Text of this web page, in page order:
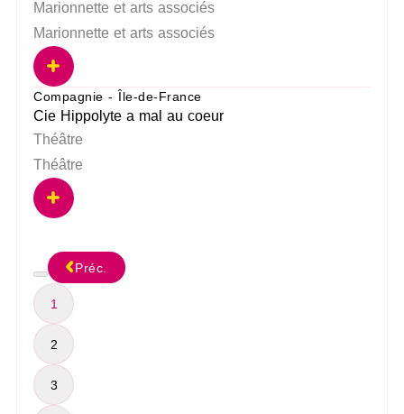
Marionnette et arts associés
Marionnette et arts associés
Compagnie - Île-de-France
Cie Hippolyte a mal au coeur
Théâtre
Théâtre
Préc.
1
2
3